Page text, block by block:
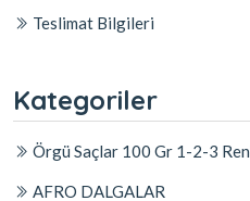
Teslimat Bilgileri
Kategoriler
Örgü Saçlar 100 Gr 1-2-3
AFRO DALGALAR